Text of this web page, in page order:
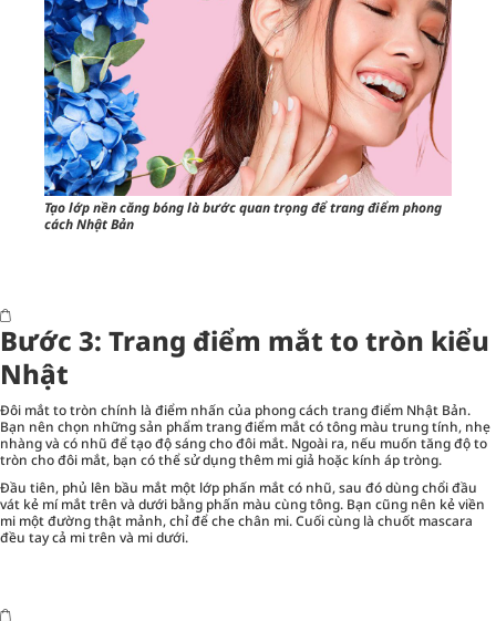
Tạo lớp nền căng bóng là bước quan trọng để trang điểm phong
cách Nhật Bản
Bước 3: Trang điểm mắt to tròn kiểu
Nhật
Đôi mắt to tròn chính là điểm nhấn của phong cách trang điểm Nhật Bản.
Bạn nên chọn những sản phẩm trang điểm mắt có tông màu trung tính, nhẹ
nhàng và có nhũ để tạo độ sáng cho đôi mắt. Ngoài ra, nếu muốn tăng độ to
tròn cho đôi mắt, bạn có thể sử dụng thêm mi giả hoặc kính áp tròng.
Đầu tiên, phủ lên bầu mắt một lớp phấn mắt có nhũ, sau đó dùng chổi đầu
vát kẻ mí mắt trên và dưới bằng phấn màu cùng tông. Bạn cũng nên kẻ viền
mi một đường thật mảnh, chỉ để che chân mi. Cuối cùng là chuốt mascara
đều tay cả mi trên và mi dưới.